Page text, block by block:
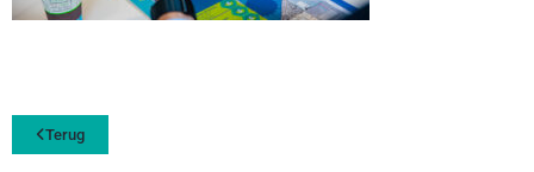
Terug